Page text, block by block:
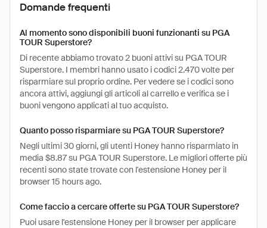
Domande frequenti
Al momento sono disponibili buoni funzionanti su PGA
TOUR Superstore?
Di recente abbiamo trovato 2 buoni attivi su PGA TOUR
Superstore. I membri hanno usato i codici 2.470 volte per
risparmiare sul proprio ordine. Per vedere se i codici sono
ancora attivi, aggiungi gli articoli al carrello e verifica se i
buoni vengono applicati al tuo acquisto.
Quanto posso risparmiare su PGA TOUR Superstore?
Negli ultimi 30 giorni, gli utenti Honey hanno risparmiato in
media $8.87 su PGA TOUR Superstore. Le migliori offerte più
recenti sono state trovate con l'estensione Honey per il
browser 15 hours ago.
Come faccio a cercare offerte su PGA TOUR Superstore?
Puoi usare l'estensione Honey per il browser per applicare